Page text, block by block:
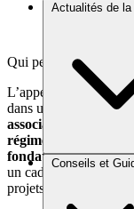
Actualités de
Brèves et actus
Conseils et
Qui peut candidater
L’appel à projets
dans une démarche
associations régies
régime du mécénat,
fondations
un cadre juridique
projets soutenus.